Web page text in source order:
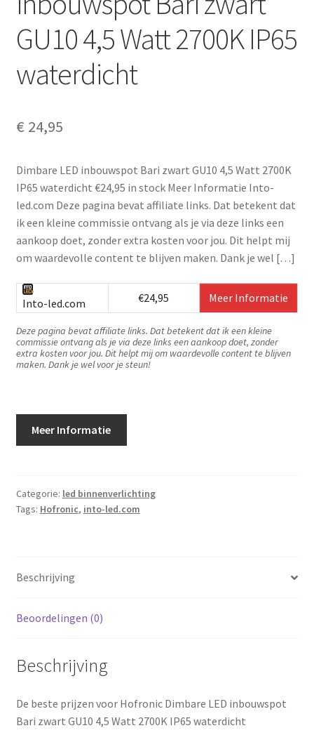
GU10 4,5 Watt 2700K IP65
waterdicht
€ 24,95
Dimbare LED inbouwspot Bari zwart GU10 4,5 Watt 2700K
IP65 waterdicht €24,95 in stock Meer Informatie Into-
led.com Deze pagina bevat affiliate links. Dat betekent dat
ik een kleine commissie ontvang als je via deze links een
aankoop doet, zonder extra kosten voor jou. Dit helpt mij
om waardevolle content te blijven maken. Dank je wel […]
Into-led.com €24,95 Meer Informatie
Deze pagina bevat affiliate links. Dat betekent dat ik een kleine
commissie ontvang als je via deze links een aankoop doet, zonder
extra kosten voor jou. Dit helpt mij om waardevolle content te blijven
maken. Dank je wel voor je steun!
Meer Informatie
Categorie: led binnenverlichting
Tags: Hofronic, into-led.com
Beschrijving
Beoordelingen (0)
Beschrijving
De beste prijzen voor Hofronic Dimbare LED inbouwspot
Bari zwart GU10 4,5 Watt 2700K IP65 waterdicht